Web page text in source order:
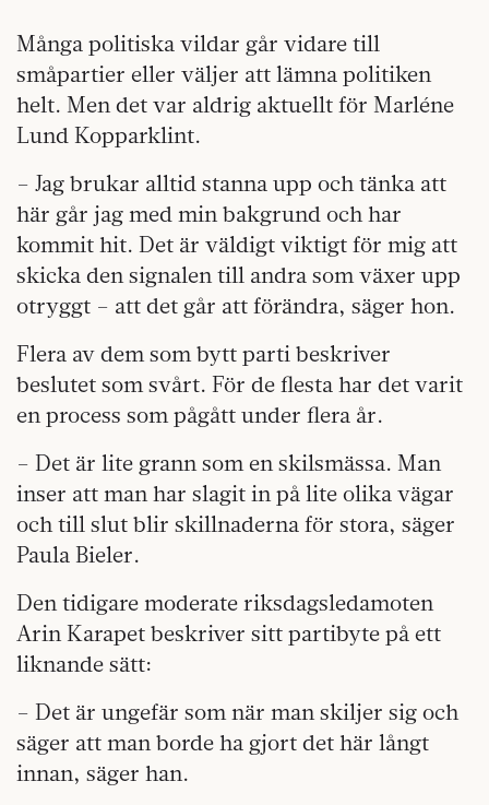
Många politiska vildar går vidare till
småpartier eller väljer att lämna politiken
helt. Men det var aldrig aktuellt för Marléne
Lund Kopparklint.
– Jag brukar alltid stanna upp och tänka att
här går jag med min bakgrund och har
kommit hit. Det är väldigt viktigt för mig att
skicka den signalen till andra som växer upp
otryggt – att det går att förändra, säger hon.
Flera av dem som bytt parti beskriver
beslutet som svårt. För de flesta har det varit
en process som pågått under flera år.
– Det är lite grann som en skilsmässa. Man
inser att man har slagit in på lite olika vägar
och till slut blir skillnaderna för stora, säger
Paula Bieler.
Den tidigare moderate riksdagsledamoten
Arin Karapet beskriver sitt partibyte på ett
liknande sätt:
– Det är ungefär som när man skiljer sig och
säger att man borde ha gjort det här långt
innan, säger han.